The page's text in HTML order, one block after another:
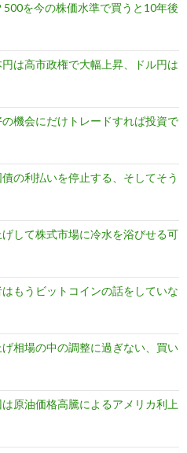
を今の株価水準で買うと10年後
は高市政権で大幅上昇、ドル円は
機会にだけトレードすれば投資で
の利払いを停止する、そしてそう
して株式市場に冷水を浴びせる可
もうビットコインの話をしていな
相場の中の調整に過ぎない、買い
原油価格高騰によるアメリカ利上